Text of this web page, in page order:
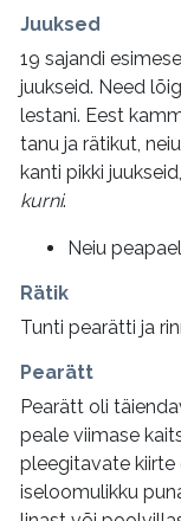
Juuksed
19 sajandi
juukseid. Need
lestani. Eest
tanu ja rätikut,
kanti pikki
kurni.
Neiu peapael
Rätik
Tunti pearätti ja
Pearätt
Pearätt oli
peale viimase
pleegitavate kiirte
iseloomulikku